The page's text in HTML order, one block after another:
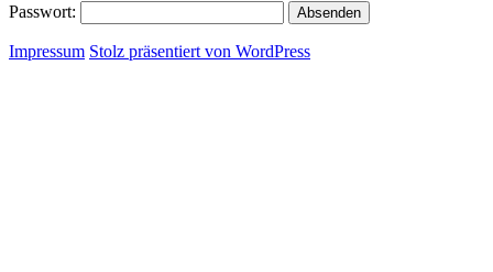
Passwort:
Impressum Stolz präsentiert von WordPress